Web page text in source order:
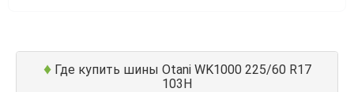
♦Где купить шины Otani WK1000 225/60 R17
103H